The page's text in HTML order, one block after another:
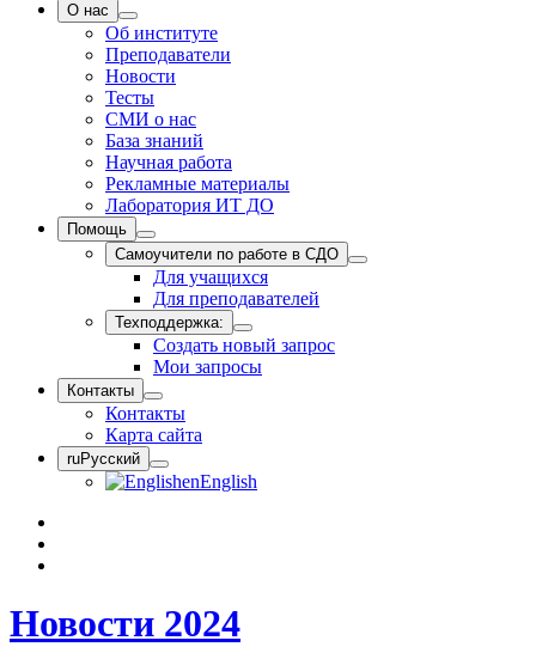
О нас
Об институте
Преподаватели
Новости
Тесты
СМИ о нас
База знаний
Научная работа
Рекламные материалы
Лаборатория ИТ ДО
Помощь
Самоучители по работе в СДО
Для учащихся
Для преподавателей
Техподдержка:
Создать новый запрос
Мои запросы
Контакты
Контакты
Карта сайта
ruРусский
enEnglish
Новости 2024